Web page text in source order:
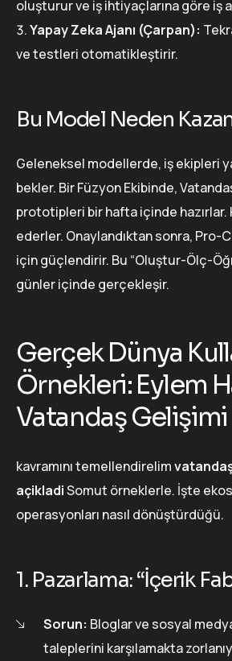
oluşturur ve iş ihtiyaçlarına göre iş
Yapay Zeka Ajanı (Çarpan):
ve testleri otomatikleştirir.
Bu Model Neden
Geleneksel modellerde, iş ekipleri
bekler. Bir Füzyon Ekibinde,
prototipleri bir hafta içinde
ederler. Onaylandıktan sonra, Pro-
için güçlendirir. Bu “Oluştur-Ölç-
günler içinde gerçekleşir.
Gerçek Dünya
Örnekleri: Eylem
Vatandaş Gelişimi
kavramını temellendirelim
açikladiSomut örneklerle. İşte
operasyonları nasıl dönüştürdüğü.
1. Pazarlama: “İçerik
Sorun: Bloglar ve sosyal
taleplerini karşılamakta